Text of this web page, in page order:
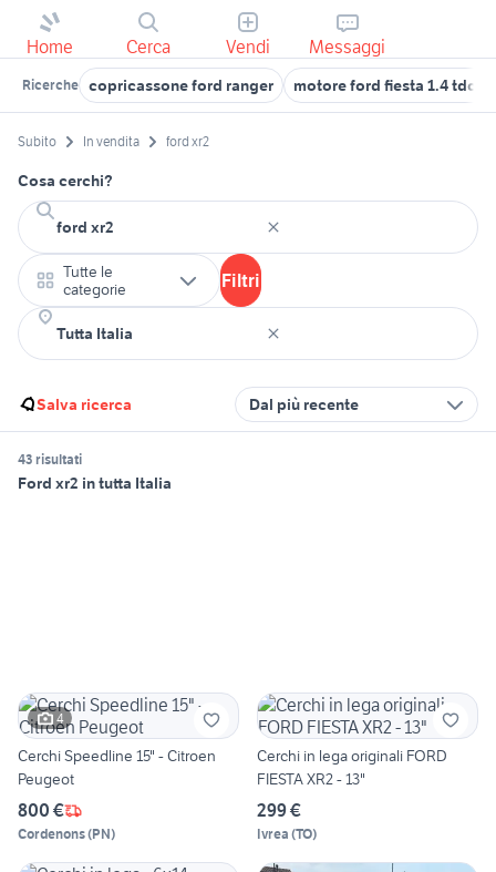
Home Cerca Vendi Messaggi
Ricerche copricassone ford ranger motore ford fiesta 1.4 tdci
Subito In vendita ford xr2
Cosa cerchi?
Tutte le
categorie
Filtri
Salva ricerca Dal più recente
43 risultati
Ford xr2 in tutta Italia
4
Cerchi Speedline 15" - Citroen
Peugeot
800 €
Cordenons(PN)
Cerchi in lega originali FORD
FIESTA XR2 - 13"
299 €
Ivrea (TO)